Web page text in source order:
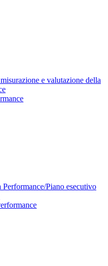
e valutazione della
Performance/Piano esecutivo